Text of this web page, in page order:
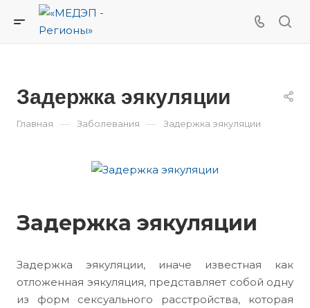
Задержка эякуляции
Главная — Заболевания — Задержка эякуляции
Задержка эякуляции
Задержка эякуляции, иначе известная как
отложенная эякуляция, представляет собой одну
из форм сексуального расстройства, которая